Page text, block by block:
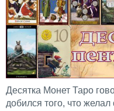
Десятка Монет Таро
добился того, что